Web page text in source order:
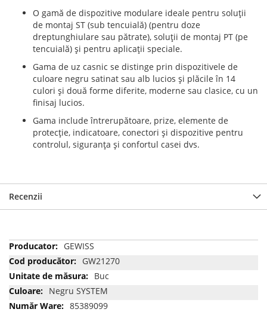
O gamă de dispozitive modulare ideale pentru soluţii
de montaj ST (sub tencuială) (pentru doze
dreptunghiulare sau pătrate), soluţii de montaj PT (pe
tencuială) şi pentru aplicaţii speciale.
Gama de uz casnic se distinge prin dispozitivele de
culoare negru satinat sau alb lucios şi plăcile în 14
culori şi două forme diferite, moderne sau clasice, cu un
finisaj lucios.
Gama include întrerupătoare, prize, elemente de
protecţie, indicatoare, conectori şi dispozitive pentru
controlul, siguranţa şi confortul casei dvs.
Recenzii
Mai
multe
informatii
GEWISS
GW21270
Buc
Negru SYSTEM
85389099